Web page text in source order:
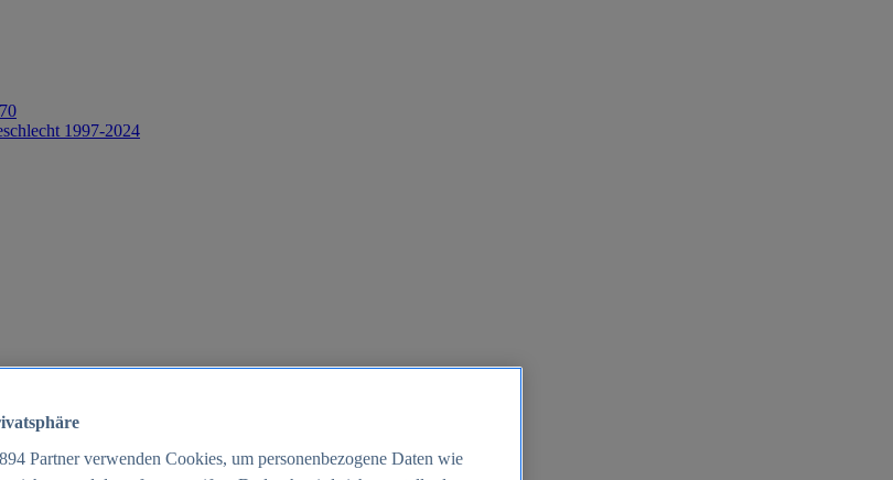
1997-2024
894 Partner verwenden Cookies, um personenbezogene Daten wie